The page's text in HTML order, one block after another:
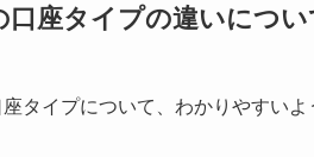
口座タイプの違いについ
タイプについて、わかりやすいよ